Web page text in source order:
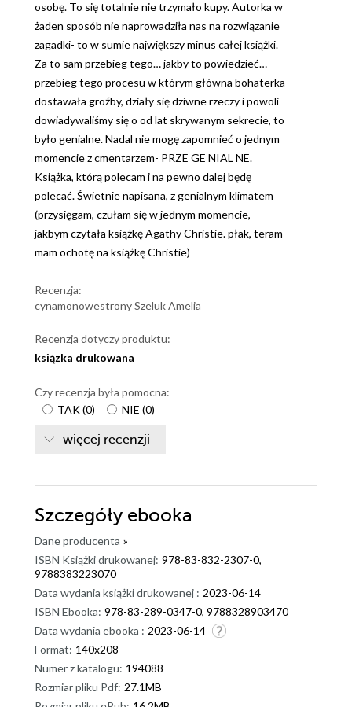
osobę. To się totalnie nie trzymało kupy. Autorka w
żaden sposób nie naprowadziła nas na rozwiązanie
zagadki- to w sumie największy minus całej książki.
Za to sam przebieg tego… jakby to powiedzieć…
przebieg tego procesu w którym główna bohaterka
dostawała groźby, działy się dziwne rzeczy i powoli
dowiadywaliśmy się o od lat skrywanym sekrecie, to
było genialne. Nadal nie mogę zapomnieć o jednym
momencie z cmentarzem- PRZE GE NIAL NE.
Książka, którą polecam i na pewno dalej będę
polecać. Świetnie napisana, z genialnym klimatem
(przysięgam, czułam się w jednym momencie,
jakbym czytała książkę Agathy Christie. płak, teram
mam ochotę na książkę Christie)
Recenzja:
cynamonowestrony Szeluk Amelia
Recenzja dotyczy produktu:
ksiązka drukowana
Czy recenzja była pomocna:
TAK(0) NIE (0)
więcej recenzji
Szczegóły ebooka
Dane producenta »
ISBN Książki drukowanej: 978-83-832-2307-0,
9788383223070
Data wydania książki drukowanej : 2023-06-14
ISBN Ebooka: 978-83-289-0347-0, 9788328903470
Data wydania ebooka : 2023-06-14
Format: 140x208
Numer z katalogu: 194088
Rozmiar pliku Pdf: 27.1MB